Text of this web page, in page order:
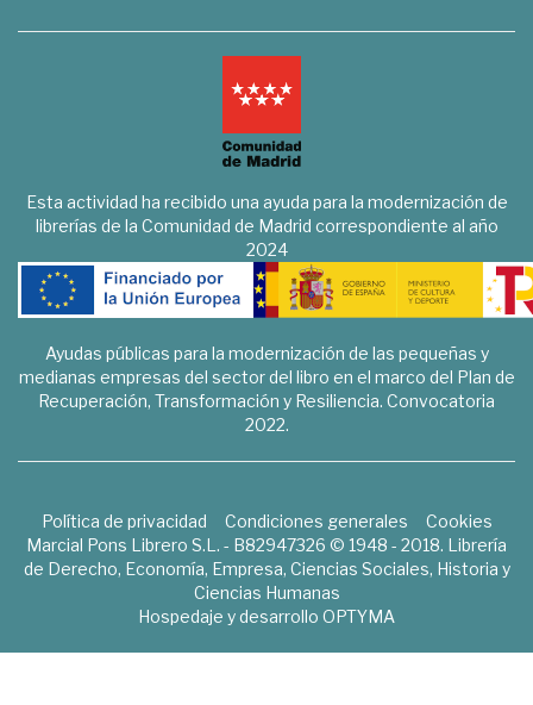
Esta actividad ha recibido una ayuda para la modernización de
librerías de la Comunidad de Madrid correspondiente al año
2024
Ayudas públicas para la modernización de las pequeñas y
medianas empresas del sector del libro en el marco del Plan de
Recuperación, Transformación y Resiliencia. Convocatoria
2022.
Política de privacidad Condiciones generales
Cookies
Marcial Pons Librero S.L. - B82947326 © 1948 - 2018. Librería
de Derecho, Economía, Empresa, Ciencias Sociales, Historia y
Ciencias Humanas
Hospedaje y desarrollo OPTYMA